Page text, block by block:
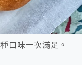
口味一次滿足。